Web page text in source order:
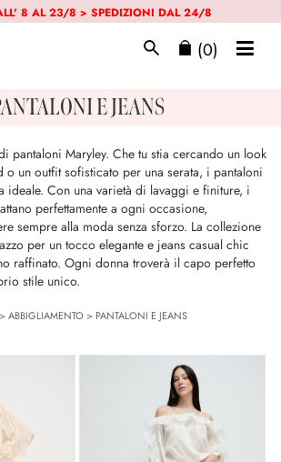
8 AL 23/8 > SPEDIZIONI DAL 24/8
(0)
E JEANS
pantaloni Maryley. Che tu stia cercando un look
o un outfit sofisticato per una serata, i pantaloni
ideale. Con una varietà di lavaggi e finiture, i
perfettamente a ogni occasione,
sempre alla moda senza sforzo. La collezione
per un tocco elegante e jeans casual chic
raffinato. Ogni donna troverà il capo perfetto
stile unico.
>ABBIGLIAMENTO> PANTALONI E JEANS